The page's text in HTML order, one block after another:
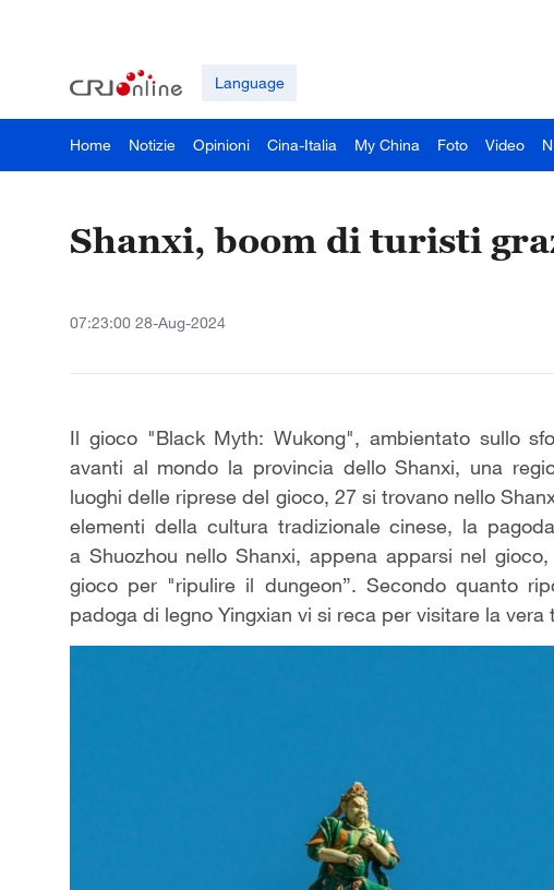
Language
Home Notizie Opinioni Cina-Italia My China Foto Video
Shanxi, boom di turisti
07:23:00 28-Aug-2024
Il gioco "Black Myth: Wukong", ambientato sullo
avanti al mondo la provincia dello Shanxi, una
luoghi delle riprese del gioco, 27 si trovano nello
elementi della cultura tradizionale cinese, la
a Shuozhou nello Shanxi, appena apparsi nel
gioco per "ripulire il dungeon”. Secondo quanto
padoga di legno Yingxian vi si reca per visitare la vera